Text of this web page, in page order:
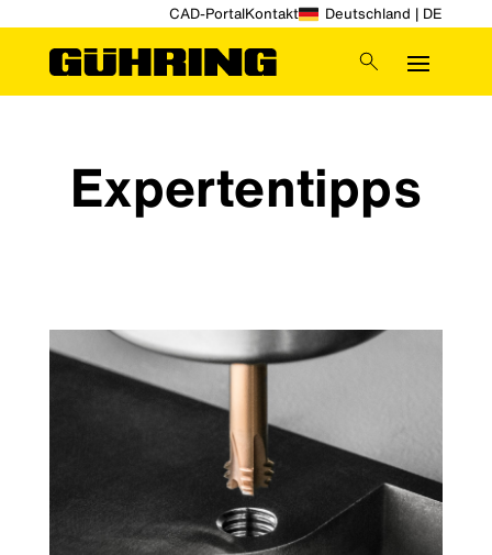
CAD-PortalKontakt Deutschland | DE
Expertentipps